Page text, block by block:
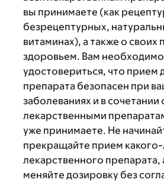
вы принимаете (как
безрецептурных,
витаминах), а также о своих
здоровьем. Вам необходимо
удостовериться, что прием
препарата безопасен при
заболеваниях и в сочетании
лекарственными
уже принимаете. Не
прекращайте прием
лекарственного препарата,
меняйте дозировку без